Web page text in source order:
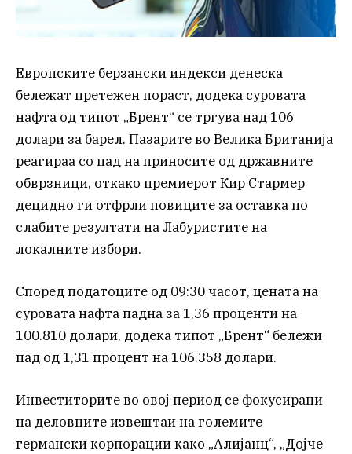
Европските берзански индекси денеска
бележат претежен пораст, додека суровата
нафта од типот „Брент“ се тргува над 106
долари за барел. Пазарите во Велика Британија
реагираа со пад на приносите од државните
обврзници, откако премиерот Кир Стармер
децидно ги отфрли повиците за оставка по
слабите резултати на Лабуристите на
локалните избори.
Според податоците од 09:30 часот, цената на
суровата нафта падна за 1,36 проценти на
100.810 долари, додека типот „Брент“ бележи
пад од 1,31 процент на 106.358 долари.
Инвеститорите во овој период се фокусирани
на деловните извештаи на големите
германски корпорации како „Алијанц“, „Дојче